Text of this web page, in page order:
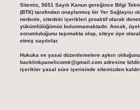
Sitemiz, 5651 Sayılı Kanun gereğince Bilgi
(BTK) tarafından onaylanmış bir Yer Sağlayıcı
nedenle, sitedeki içerikleri proaktif olarak
yükümlülüğümüz bulunmamaktadır. Ancak,
sorumluluğunu taşımakta olup, siteye üye
etmiş sayılırlar.
Hukuka ve yasal düzenlemelere aykırı
backlinkpanelicomtr@gmail.comadresine
içerikler yasal süre içerisinde sitemizden